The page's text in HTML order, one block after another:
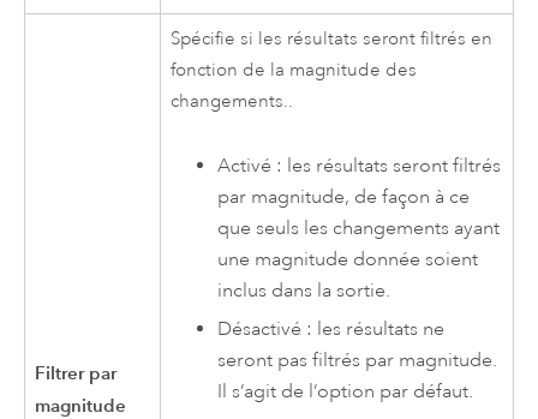
Filtrer par
magnitude
Spécifie si les résultats seront filtrés en
fonction de la magnitude des
changements..
Activé : les résultats seront filtrés
par magnitude, de façon à ce
que seuls les changements ayant
une magnitude donnée soient
inclus dans la sortie.
Désactivé : les résultats ne
seront pas filtrés par magnitude.
Il s’agit de l’option par défaut.